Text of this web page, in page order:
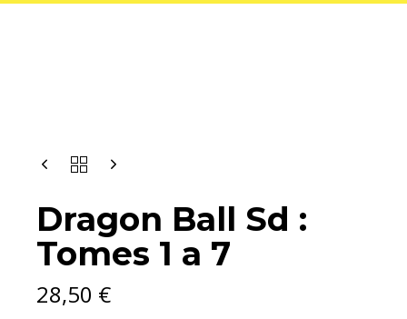
Dragon Ball Sd :
Tomes 1 a 7
28,50 €